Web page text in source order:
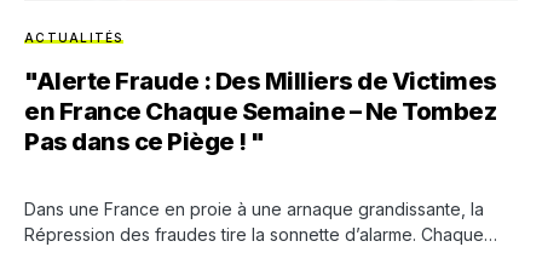
ACTUALITÉS
"Alerte Fraude : Des Milliers de Victimes
en France Chaque Semaine – Ne Tombez
Pas dans ce Piège ! "
Dans une France en proie à une arnaque grandissante, la
Répression des fraudes tire la sonnette d’alarme. Chaque…